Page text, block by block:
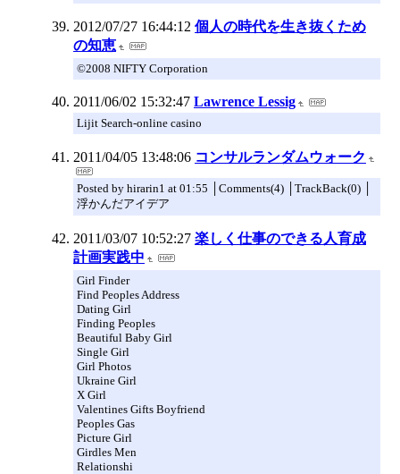
2012/07/27 16:44:12 個人の時代を生き抜くため
の知恵
©2008 NIFTY Corporation
2011/06/02 15:32:47 Lawrence Lessig
Lijit Search-online casino
2011/04/05 13:48:06 コンサルランダムウォーク
Posted by hirarin1 at 01:55 │Comments(4) │TrackBack(0) │
浮かんだアイデア
2011/03/07 10:52:27 楽しく仕事のできる人育成
計画実践中
Girl Finder
Find Peoples Address
Dating Girl
Finding Peoples
Beautiful Baby Girl
Single Girl
Girl Photos
Ukraine Girl
X Girl
Valentines Gifts Boyfriend
Peoples Gas
Picture Girl
Girdles Men
Relationshi